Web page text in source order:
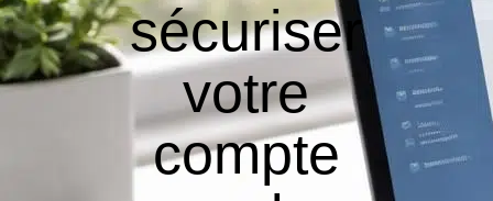
sécuriser
votre
compte